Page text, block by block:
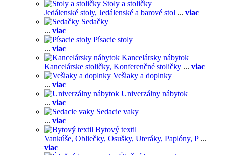
Stoly a stoličky
Jedálenské stoly, Jedálenské a barové stol ... viac
Sedačky
... viac
Písacie stoly
... viac
Kancelársky nábytok
Kancelárske stoličky, Konferenčné stoličky ... viac
Vešiaky a doplnky
... viac
Univerzálny nábytok
... viac
Sedacie vaky
... viac
Bytový textil
Vankúše, Obliečky, Osušky, Uteráky, Paplóny, P ...
viac